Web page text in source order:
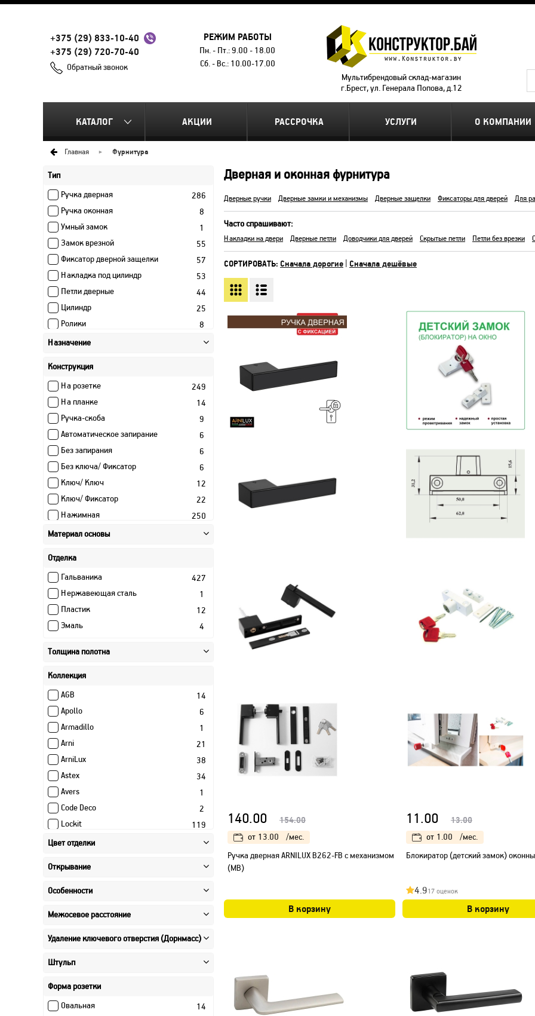
+375 (29) 833-10-40
+375 (29) 720-70-40
Обратный звонок
РЕЖИМ РАБОТЫ
Пн. - Пт.: 9.00 - 18.00
Сб. - Вс.: 10.00-17.00
Мультибрендовый склад-магазин
г.Брест, ул. Генерала Попова, д.12
КАТАЛОГ АКЦИИ РАССРОЧКА УСЛУГИ О КОМПАНИИ
Главная Фурнитура
Тип
Ручка дверная
286
Ручка оконная
8
Умный замок
1
Замок врезной
55
Фиксатор дверной защелки
57
Накладка под цилиндр
53
Петли дверные
44
Цилиндр
25
Ролики
8
Направлющая (Рельса)
5
Автопорог
Упор дверной
13
Магнитная защелка
1
Доводчик
2
Глазок
1
Уплотнитель дверной
3
Вентиляционная решетка
5
Нащельник
4
Пена монтажная
4
Крепеж
4
Брус деревянный
2
Назначение
Конструкция
На розетке
249
На планке
14
Ручка-скоба
9
Автоматическое запирание
6
Без запирания
6
Без ключа/ Фиксатор
6
Ключ/ Ключ
12
Ключ/ Фиксатор
22
Нажимная
250
Поворотная
9
Стационарная
Материал основы
Отделка
Гальваника
427
Нержавеющая сталь
1
Пластик
12
Эмаль
4
Толщина полотна
Коллекция
AGB
14
Apollo
6
Armadillo
1
Arni
21
ArniLux
38
Astex
34
Avers
1
Code Deco
2
Lockit
119
Morelli
11
Vela (ECO)
Vela (Prima)
66
Vela (Techno)
Аллюр
2
Промет
Цвет отделки
Открывание
Особенности
Межосевое расстояние
Удаление ключевого отверстия (Дорнмасс)
Штульп
Форма розетки
Овальная
14
Дверная и оконная фурнитура
Дверные ручки Дверные замки и механизмы Дверные защелки Фиксаторы для дверей Для
Часто спрашивают:
Накладки на двери Дверные петли Доводчики для дверей Скрытые петли Петли без врезки
СОРТИРОВАТЬ: Сначала дорогие Сначала дешёвые
140.00 154.00
от 13.00
/мес.
Ручка дверная ARNILUX B262-FB с механизмом
(MB)
В корзину
11.00 13.00
от 1.00
/мес.
Блокиратор (детский замок)
4.917 оценок
В корзину